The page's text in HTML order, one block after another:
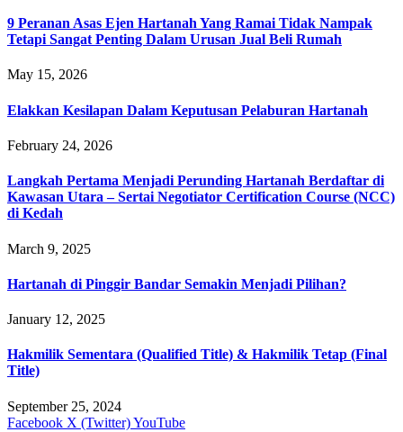
9 Peranan Asas Ejen Hartanah Yang Ramai Tidak Nampak
Tetapi Sangat Penting Dalam Urusan Jual Beli Rumah
May 15, 2026
Elakkan Kesilapan Dalam Keputusan Pelaburan Hartanah
February 24, 2026
Langkah Pertama Menjadi Perunding Hartanah Berdaftar di
Kawasan Utara – Sertai Negotiator Certification Course (NCC)
di Kedah
March 9, 2025
Hartanah di Pinggir Bandar Semakin Menjadi Pilihan?
January 12, 2025
Hakmilik Sementara (Qualified Title) & Hakmilik Tetap (Final
Title)
September 25, 2024
Facebook X (Twitter)YouTube